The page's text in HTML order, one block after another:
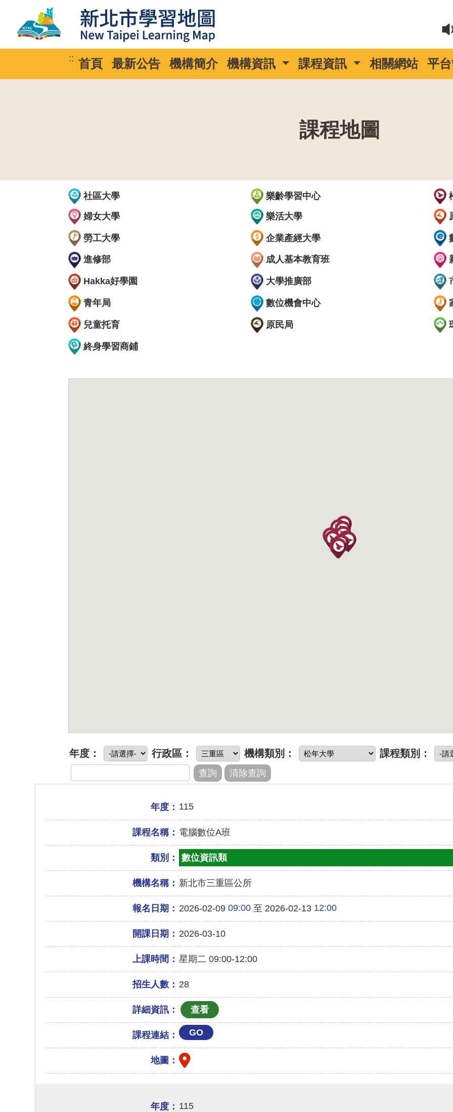
:: 首頁 最新公告 機構簡介 機構資訊 課程資訊 相關網站 平
課程地圖
社區大學
樂齡學習中心
婦女大學
樂活大學
勞工大學 企業產經大學
進修部 成人基本教育班
Hakka好學園 大學推廣部
青年局 數位機會中心
兒童托育 原民局
終身學習商鋪
年度： 行政區： 機構類別： 課程類別：
年度： 115
課程名稱： 電腦數位A班
類別： 數位資訊類
機構名稱： 新北市三重區公所
報名日期： 2026-02-0909:00至 2026-02-1312:00
開課日期： 2026-03-10
上課時間： 星期二 09:00-12:00
招生人數： 28
詳細資訊：
課程連結： GO
地圖：
年度： 115